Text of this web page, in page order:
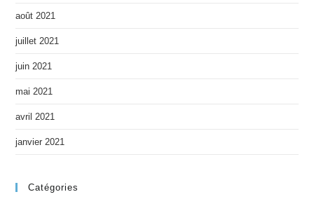
août 2021
juillet 2021
juin 2021
mai 2021
avril 2021
janvier 2021
Catégories